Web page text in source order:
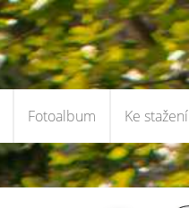
Fotoalbum Ke stažení